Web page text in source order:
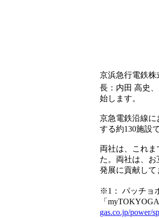
京浜急行電鉄
長：内田 高史
始します。
京急電鉄沿線に
する約130施設
両社は、これ
た。両社は、
発展に貢献して
※1： パッチョ
「
gas.co.jp/power/